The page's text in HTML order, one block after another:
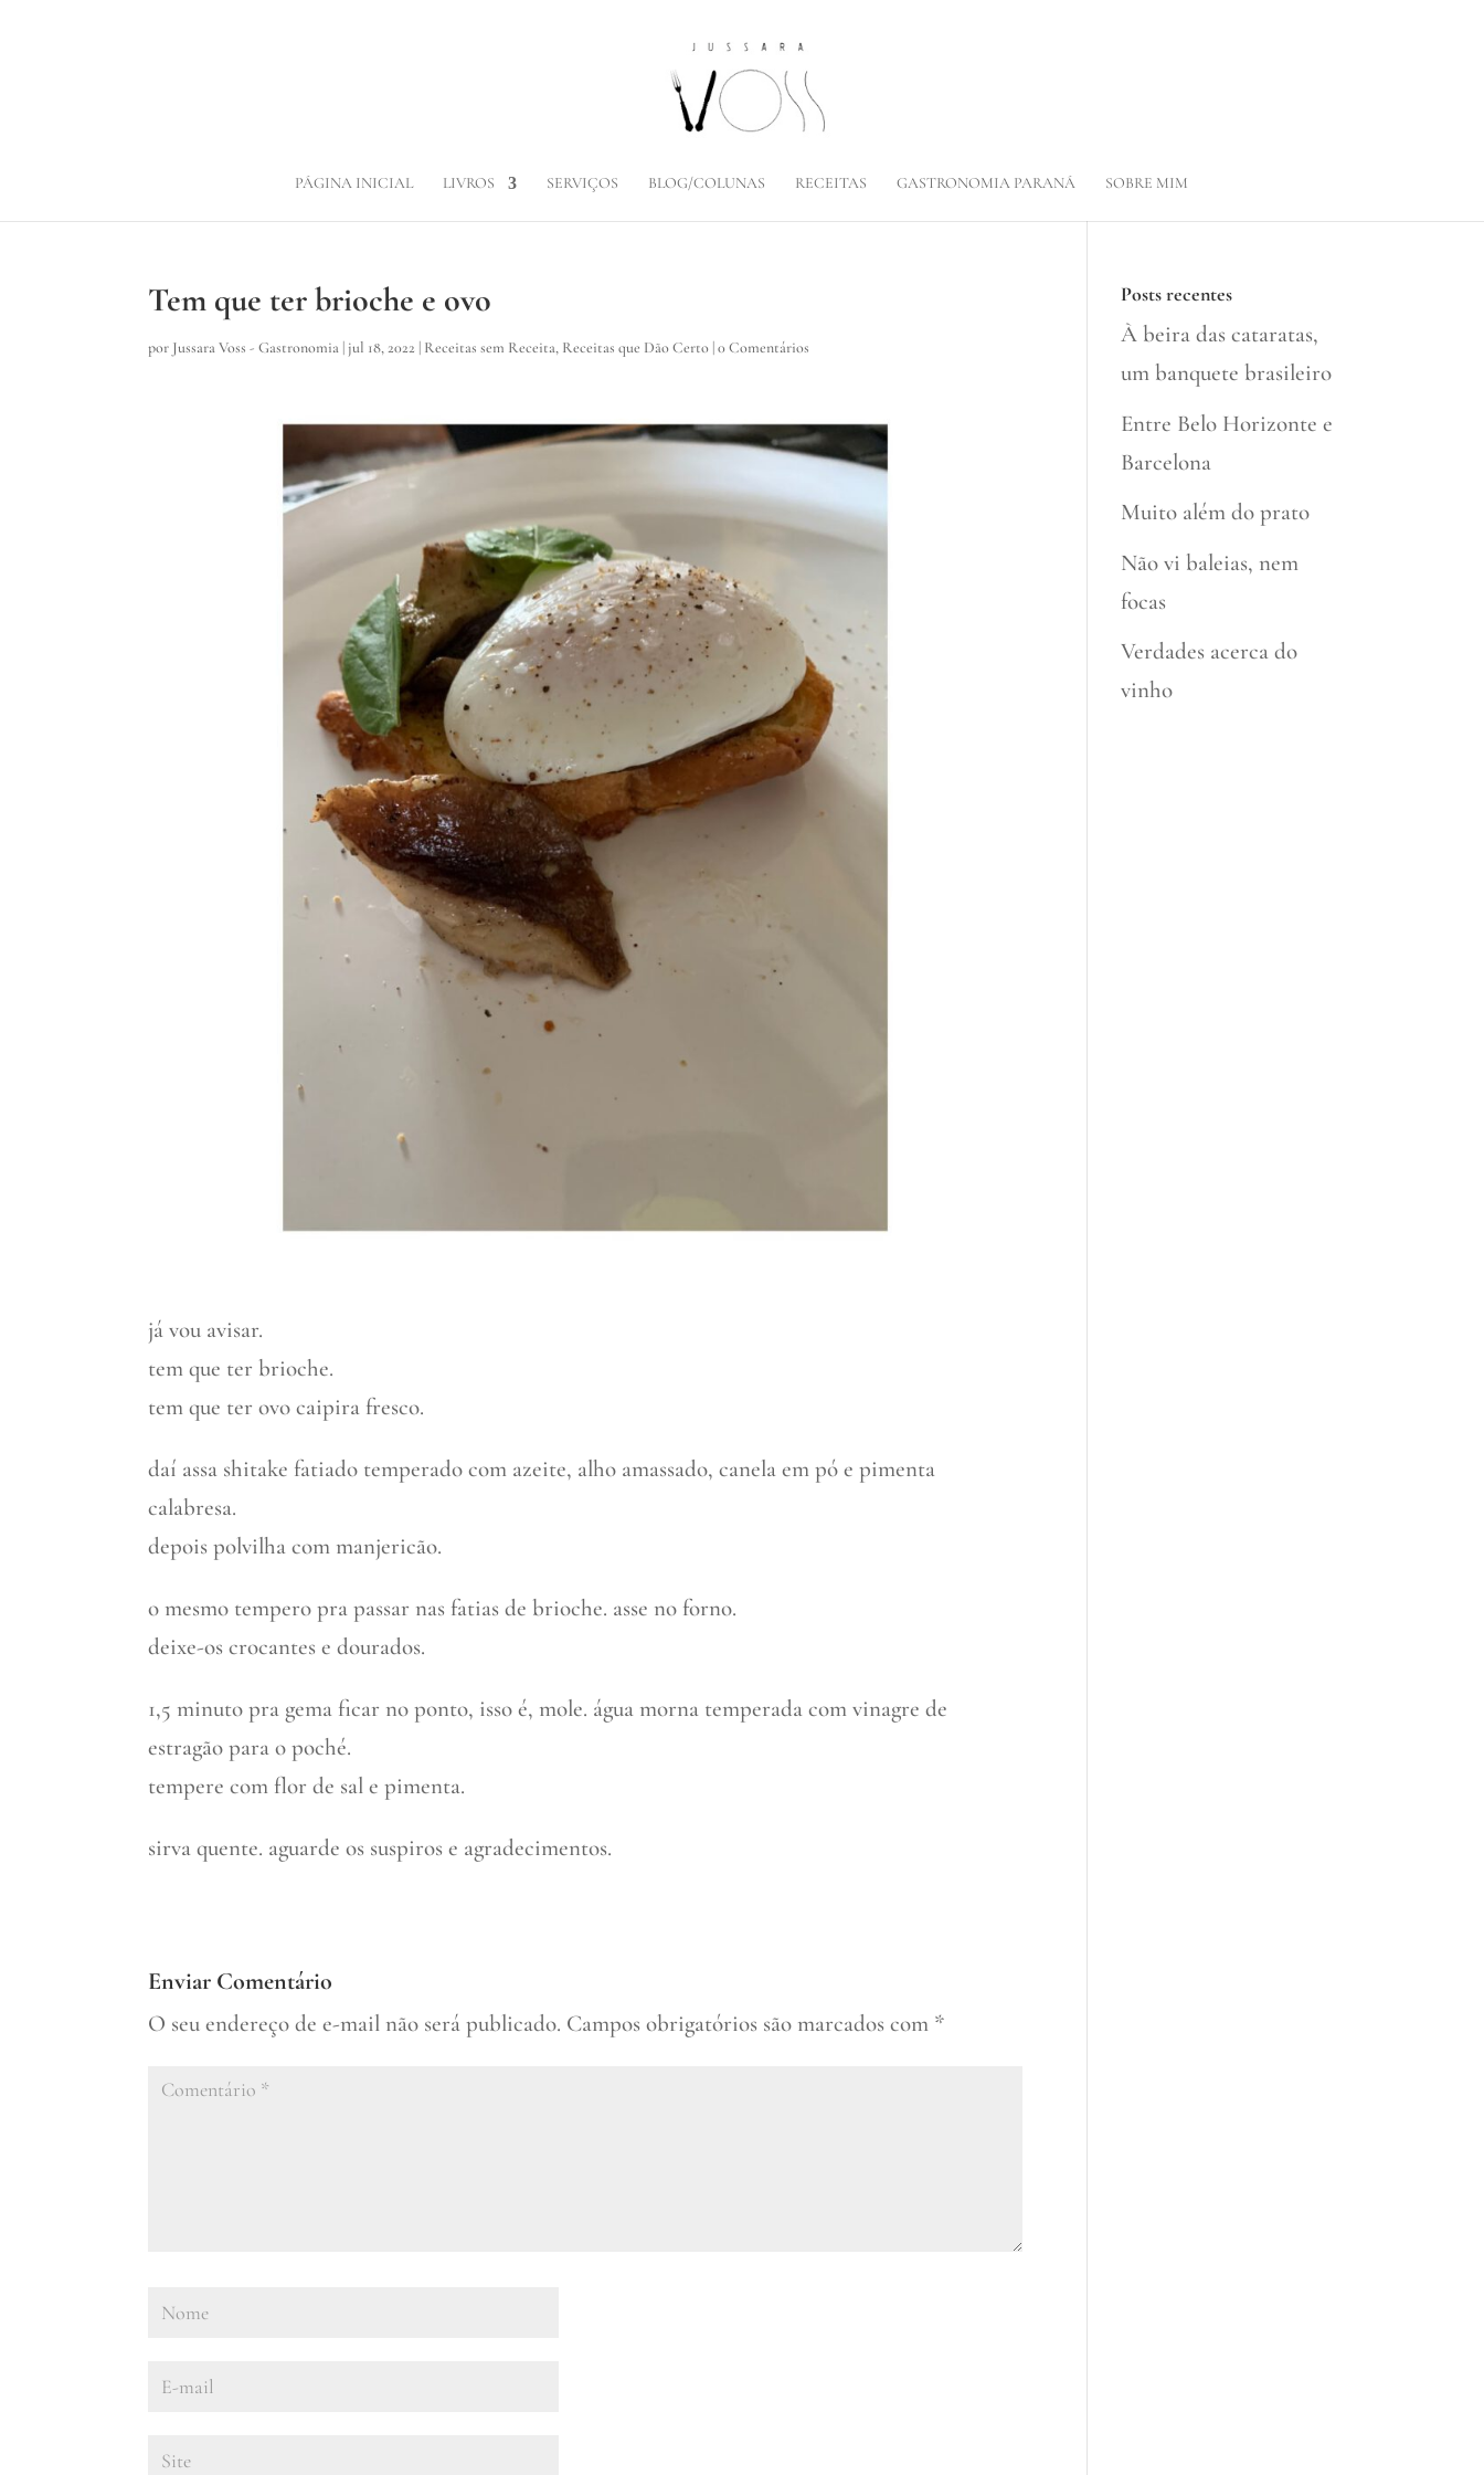
PÁGINA INICIAL LIVROS SERVIÇOS BLOG/COLUNAS RECEITAS GASTRONOMIA PARANÁ SOBRE MIM
Tem que ter brioche e ovo
por Jussara Voss - Gastronomia |jul 18, 2022 | Receitas sem Receita, Receitas que Dão Certo |0 Comentários
já vou avisar.
tem que ter brioche.
tem que ter ovo caipira fresco.
daí assa shitake fatiado temperado com azeite, alho amassado, canela em pó e pimenta
calabresa.
depois polvilha com manjericão.
o mesmo tempero pra passar nas fatias de brioche. asse no forno.
deixe-os crocantes e dourados.
1,5 minuto pra gema ficar no ponto, isso é, mole. água morna temperada com vinagre de
estragão para o poché.
tempere com flor de sal e pimenta.
sirva quente. aguarde os suspiros e agradecimentos.
Enviar Comentário
O seu endereço de e-mail não será publicado. Campos obrigatórios são marcados com *
Posts recentes
À beira das cataratas,
um banquete brasileiro
Entre Belo Horizonte e
Barcelona
Muito além do prato
Não vi baleias, nem
focas
Verdades acerca do
vinho